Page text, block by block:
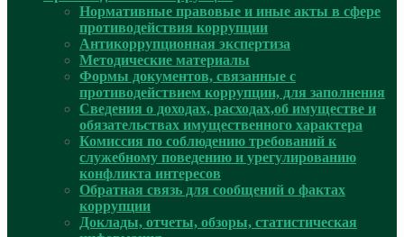
Нормативные правовые и иные акты в сфере
противодействия коррупции
Антикоррупционная экспертиза
Методические материалы
Формы документов, связанные с
противодействием коррупции, для заполнения
Сведения о доходах, расходах,об имуществе и
обязательствах имущественного характера
Комиссия по соблюдению требований к
служебному поведению и урегулированию
конфликта интересов
Обратная связь для сообщений о фактах
коррупции
Доклады, отчеты, обзоры, статистическая